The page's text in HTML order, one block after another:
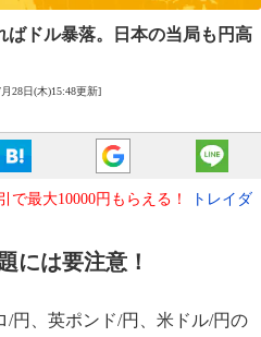
ドル暴落。
日本の当局も円高
28日(木)15:48更新]
最大10000円もらえる！
トレイダ
には要注意！
/円、英ポンド/円、米ドル/円の